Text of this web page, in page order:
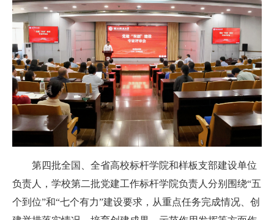
第四批全国、全省高校标杆学院和样板支部建设单位
负责人，学校第二批党建工作标杆学院负责人分别围绕“五
个到位”和“七个有力”建设要求，从重点任务完成情况、创